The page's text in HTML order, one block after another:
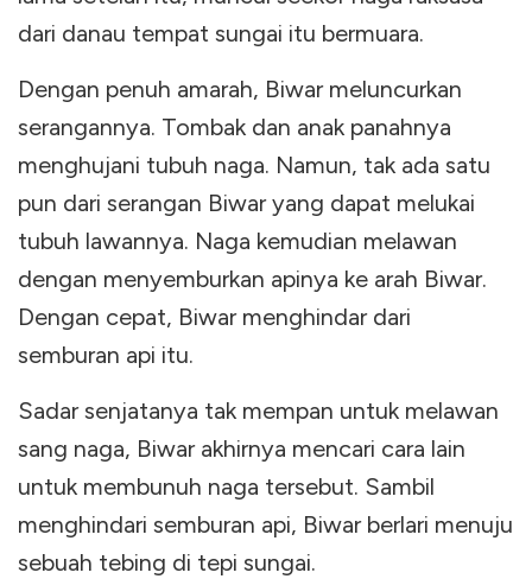
dari danau tempat sungai itu bermuara.
Dengan penuh amarah, Biwar meluncurkan
serangannya. Tombak dan anak panahnya
menghujani tubuh naga. Namun, tak ada satu
pun dari serangan Biwar yang dapat melukai
tubuh lawannya. Naga kemudian melawan
dengan menyemburkan apinya ke arah Biwar.
Dengan cepat, Biwar menghindar dari
semburan api itu.
Sadar senjatanya tak mempan untuk melawan
sang naga, Biwar akhirnya mencari cara lain
untuk membunuh naga tersebut. Sambil
menghindari semburan api, Biwar berlari menuju
sebuah tebing di tepi sungai.